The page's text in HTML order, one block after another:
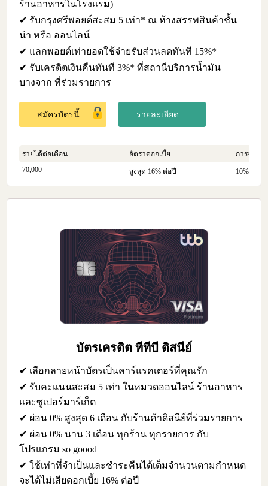
ร้านอาหารในโรงแรม)
✔ รับกรุงศรีพอยต์สะสม 5 เท่า* ณ ห้างสรรพสินค้าชั้น
นำ หรือ ออนไลน์
✔ แลกพอยต์เท่ายอดใช้จ่ายรับส่วนลดทันที 15%*
✔ รับเครดิตเงินคืนทันที 3%* ที่สถานีบริการน้ำมัน
บางจาก ที่ร่วมรายการ
สมัครบัตรนี้ รายละเอียด
รายได้ต่อเดือน อัตราดอกเบี้ย
การจ่าย
70,000
สูงสุด 16% ต่อปี 10% ของ
บัตรเครดิต ทีทีบี ดิสนีย์
✔ เลือกลายหน้าบัตรเป็นคาร์แรคเตอร์ที่คุณรัก
✔ รับคะแนนสะสม 5 เท่า ในหมวดออนไลน์ ร้านอาหาร
และซูเปอร์มาร์เก็ต
✔ ผ่อน 0% สูงสุด 6 เดือน กับร้านค้าดิสนีย์ที่ร่วมรายการ
✔ ผ่อน 0% นาน 3 เดือน ทุกร้าน ทุกรายการ กับ
โปรแกรม so goood
✔ ใช้เท่าที่จำเป็นและชำระคืนได้เต็มจำนวนตามกำหนด
จะได้ไม่เสียดอกเบี้ย 16% ต่อปี